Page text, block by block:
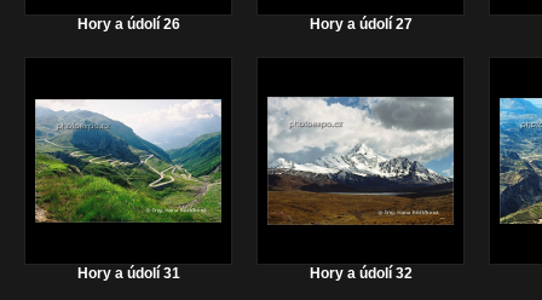
Hory a údolí 26 Hory a údolí 27
Hory a údolí 31 Hory a údolí 32